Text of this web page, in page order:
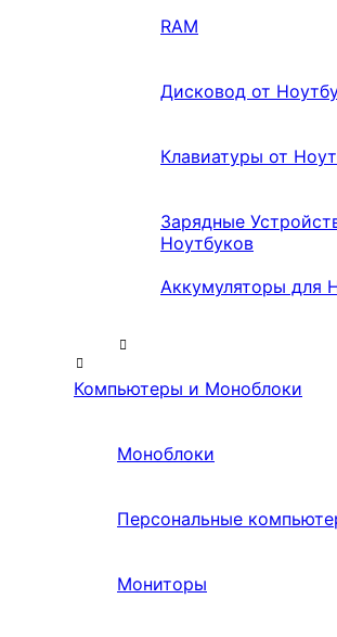
RAM
Дисковод от
Клавиатуры от
Зарядные
Ноутбуков
Аккумуляторы для
Компьютеры и Моноблоки
Моноблоки
Персональные
Мониторы